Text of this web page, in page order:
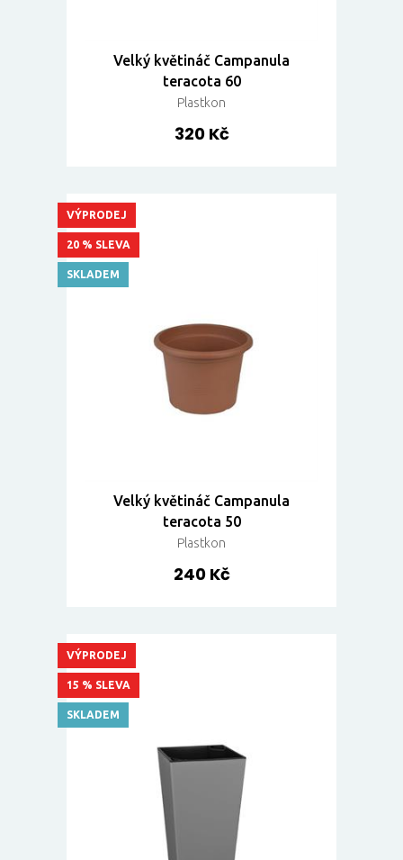
Velký květináč Campanula
teracota 60
Plastkon
320 Kč
Velký květináč Campanula
teracota 50
Plastkon
240 Kč
VÝPRODEJ
20 % SLEVA
SKLADEM
VÝPRODEJ
15 % SLEVA
SKLADEM